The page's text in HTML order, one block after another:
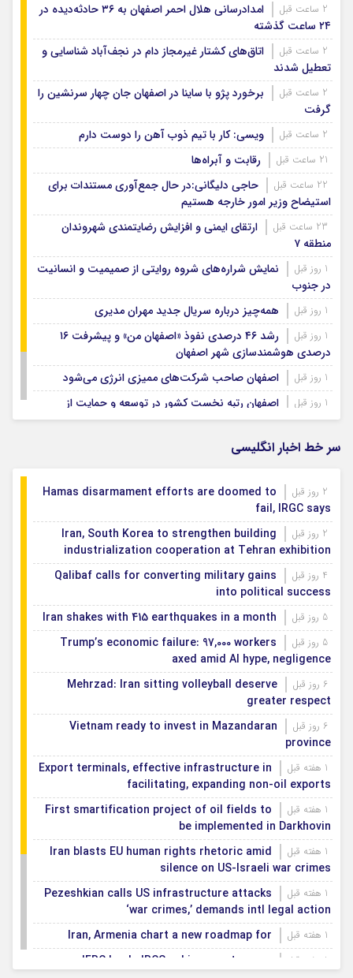
امدادرسانی هلال احمر اصفهان به ۳۶ حادثه‌دیده در
۲۴ ساعت گذشته
اتاق‌های کشتار غیرمجاز دام در نجف‌آباد شناسایی و
تعطیل شدند
برخورد پژو با ساینا در اصفهان جان چهار سرنشین را
گرفت
ویسی: کار با تیم ذوب آهن را دوست دارم
رقابت و آبراه‌ها
حاجی دلیگانی:در حال جمع‌آوری مستندات برای
استیضاح وزیر امور خارجه هستیم
ارتقای ایمنی و افزایش رضایتمندی شهروندان
منطقه ۷
نمایش شراره‌های شروه روایتی از صمیمیت و انسانیت
در جنوب
همه‌چیز درباره سریال جدید مهران مدیری
رشد ۴۶ درصدی نفوذ «اصفهان من» و پیشرفت ۱۶
درصدی هوشمندسازی شهر اصفهان
اصفهان صاحب شرکت‌های ممیزی انرژی می‌شود
اصفهان رتبه نخست کشور در توسعه و حمایت از
تشکل‌های اجتماعی
1 روز قبل رسوایی جدید رئیس فیفاسر خط اخبار انگلیسی
Hamas disarmament efforts are doomed to
fail, IRGC says
Iran, South Korea to strengthen building
industrialization cooperation at Tehran exhibition
Qalibaf calls for converting military gains
into political success
Iran shakes with 415 earthquakes in a month
Trump’s economic failure: 97,000 workers
axed amid AI hype, negligence
Mehrzad: Iran sitting volleyball deserve
greater respect
Vietnam ready to invest in Mazandaran
province
Export terminals, effective infrastructure in
facilitating, expanding non-oil exports
First smartification project of oil fields to
be implemented in Darkhovin
Iran blasts EU human rights rhetoric amid
silence on US-Israeli war crimes
Pezeshkian calls US infrastructure attacks
‘war crimes,’ demands intl legal action
Iran, Armenia chart a new roadmap for
IFRC lauds IRCS achievements, says